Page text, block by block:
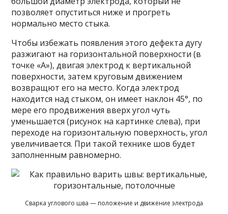
позволяет опуститься ниже и прогреть
нормально место стыка.
Чтобы избежать появления этого дефекта дугу
разжигают на горизонтальной поверхности (в
точке «А»), двигая электрод к вертикальной
поверхности, затем круговым движением
возвращют его на место. Когда электрод
находится над стыком, он имеет наклон 45°, по
мере его продвижения вверх угол чуть
уменьшается (рисунок на картинке слева), при
переходе на горизонтальную поверхность, угол
увеличивается. При такой технике шов будет
заполненным равномерно.
Сварка углового шва — положение и движение электрода